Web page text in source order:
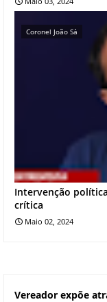
Coronel João Sá
Intervenção
crítica
Maio 02, 2024
Vereador expõe